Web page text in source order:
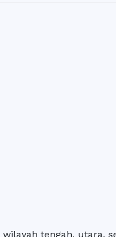
wilayah tengah, utara,